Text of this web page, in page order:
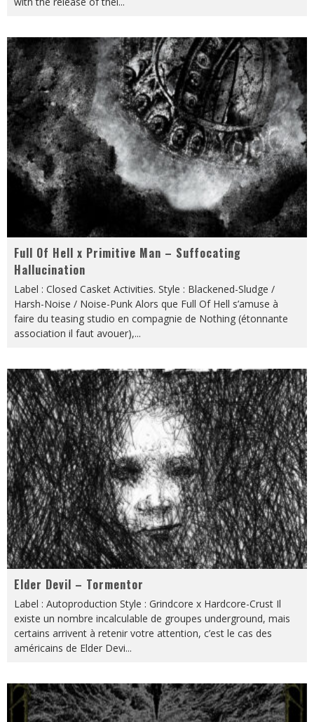
Full Of Hell x Primitive Man – Suffocating
Hallucination
Label : Closed Casket Activities. Style : Blackened-Sludge /
Harsh-Noise / Noise-Punk Alors que Full Of Hell s’amuse à
faire du teasing studio en compagnie de Nothing (étonnante
association il faut avouer),...
Elder Devil – Tormentor
Label : Autoproduction Style : Grindcore x Hardcore-Crust Il
existe un nombre incalculable de groupes underground, mais
certains arrivent à retenir votre attention, c’est le cas des
américains de Elder Devi...